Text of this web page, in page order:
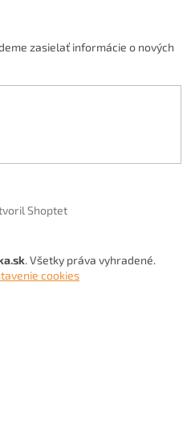
zasielať informácie o nových
Shoptet
. Všetky práva vyhradené.
cookies